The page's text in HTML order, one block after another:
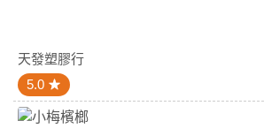
天發塑膠行
5.0